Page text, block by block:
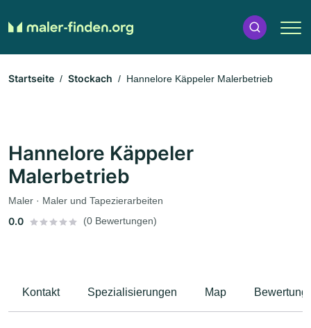
Startseite Stockach Hannelore Käppeler Malerbetrieb
Hannelore Käppeler
Malerbetrieb
Maler · Maler und Tapezierarbeiten
0.0 (0 Bewertungen)
Kontakt Spezialisierungen Map